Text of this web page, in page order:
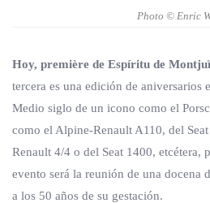
Photo © Enric
Hoy, première de Espíritu de
tercera es una edición de aniversarios
Medio siglo de un icono como el
como el Alpine-Renault A110, del
Renault 4/4 o del Seat 1400, etcétera,
evento será la reunión de una docena
a los 50 años de su gestación.